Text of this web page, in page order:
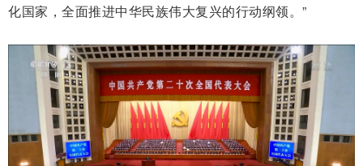
化国家，全面推进中华民族伟大复兴的行动纲领。”